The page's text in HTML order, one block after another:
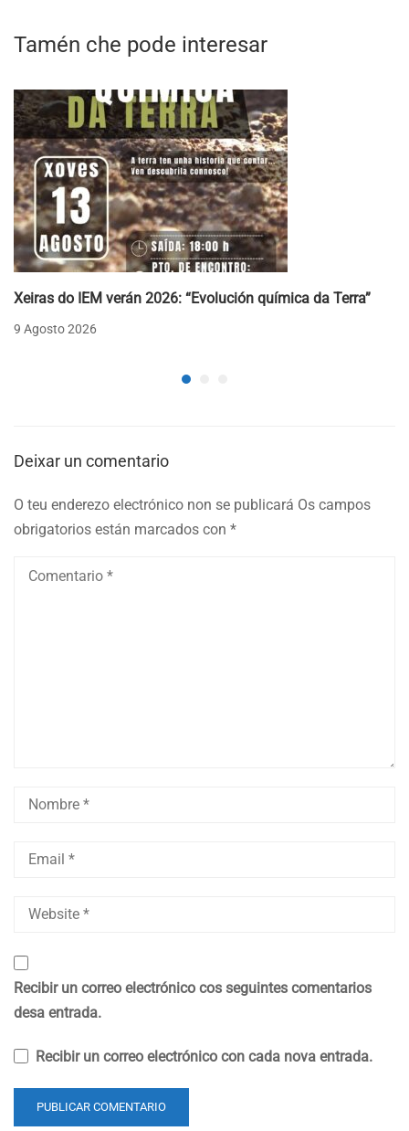
Tamén che pode interesar
Xeiras do IEM verán 2026: “Evolución química da Terra”
9 Agosto 2026
Deixar un comentario
O teu enderezo electrónico non se publicará Os campos
obrigatorios están marcados con *
Recibir un correo electrónico cos seguintes comentarios
desa entrada.
Recibir un correo electrónico con cada nova entrada.